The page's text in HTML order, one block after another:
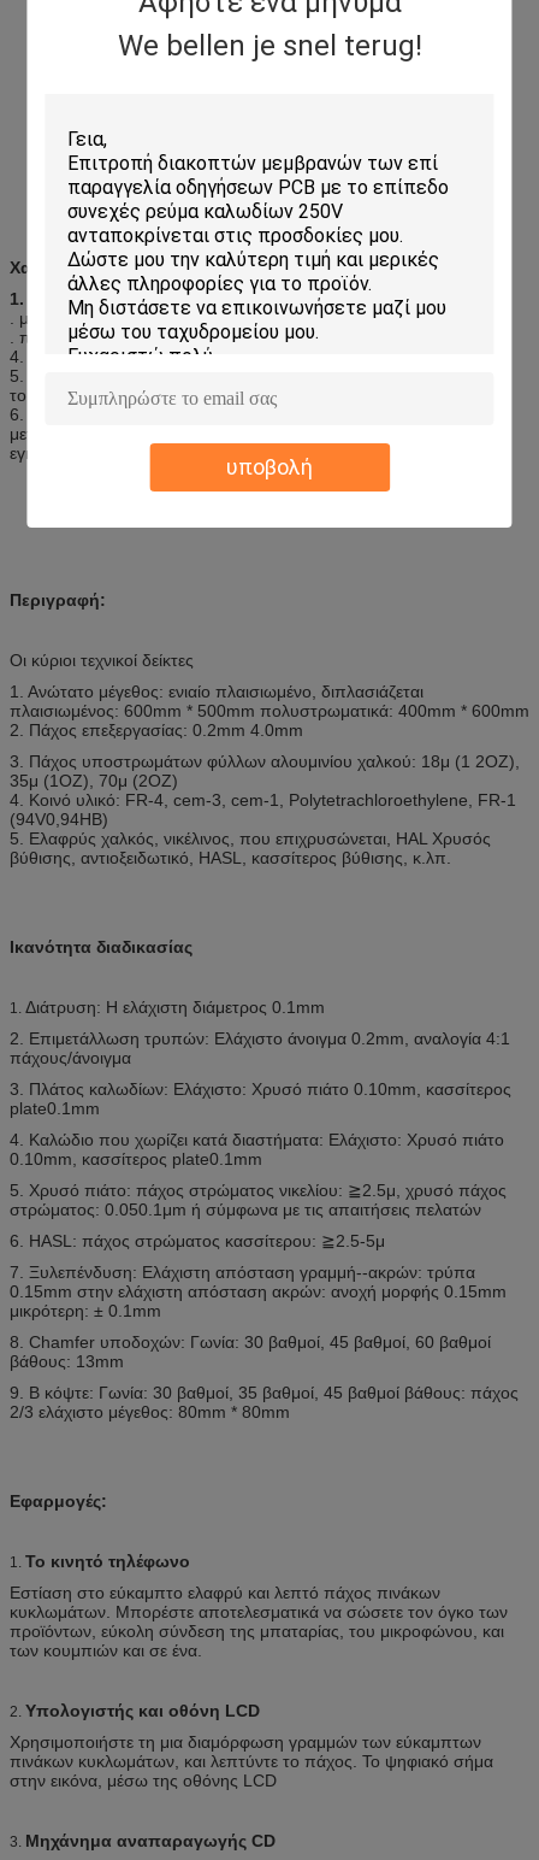
We bellen je snel terug!
υποβολή
Χαρακτηριστικό γνώρισμα:
1.
Ελαφρύς
. μικρός τόμος 2
. πολύ ζωή υπηρεσιών 3
4. Στεγανός, dustproof
5. ανθεκτικά, σεισμικός, αντίσταση καλωδίων μολύβδου γύρω από
το thefracture καλά
6. Κενός φορμάροντας αφής συνδετήρας τύπων τύπων βασικός,
μεταστρέφοντας, καθορισμένων οδηγήσεων συνολικά, κατάλληλη
εγκατάσταση
Περιγραφή:
Οι κύριοι τεχνικοί δείκτες
1. Ανώτατο μέγεθος: ενιαίο πλαισιωμένο, διπλασιάζεται
πλαισιωμένος: 600mm * 500mm πολυστρωματικά: 400mm * 600mm
2. Πάχος επεξεργασίας: 0.2mm 4.0mm
3. Πάχος υποστρωμάτων φύλλων αλουμινίου χαλκού: 18μ (1 2OZ),
35μ (1OZ), 70μ (2OZ)
4. Κοινό υλικό: FR-4, cem-3, cem-1, Polytetrachloroethylene, FR-1
(94V0,94HB)
5. Ελαφρύς χαλκός, νικέλινος, που επιχρυσώνεται, HAL Χρυσός
βύθισης, αντιοξειδωτικό, HASL, κασσίτερος βύθισης, κ.λπ.
Ικανότητα διαδικασίας
1. Διάτρυση: Η ελάχιστη διάμετρος 0.1mm
2. Επιμετάλλωση τρυπών: Ελάχιστο άνοιγμα 0.2mm, αναλογία 4:1
πάχους/άνοιγμα
3. Πλάτος καλωδίων: Ελάχιστο: Χρυσό πιάτο 0.10mm, κασσίτερος
plate0.1mm
4. Καλώδιο που χωρίζει κατά διαστήματα: Ελάχιστο: Χρυσό πιάτο
0.10mm, κασσίτερος plate0.1mm
5. Χρυσό πιάτο: πάχος στρώματος νικελίου: ≧2.5μ, χρυσό πάχος
στρώματος: 0.050.1μm ή σύμφωνα με τις απαιτήσεις πελατών
6. HASL: πάχος στρώματος κασσίτερου: ≧2.5-5μ
7. Ξυλεπένδυση: Ελάχιστη απόσταση γραμμή--ακρών: τρύπα
0.15mm στην ελάχιστη απόσταση ακρών: ανοχή μορφής 0.15mm
μικρότερη: ± 0.1mm
8. Chamfer υποδοχών: Γωνία: 30 βαθμοί, 45 βαθμοί, 60 βαθμοί
βάθους: 13mm
9. Β κόψτε: Γωνία: 30 βαθμοί, 35 βαθμοί, 45 βαθμοί βάθους: πάχος
2/3 ελάχιστο μέγεθος: 80mm * 80mm
Εφαρμογές:
1. Το κινητό τηλέφωνο
Εστίαση στο εύκαμπτο ελαφρύ και λεπτό πάχος πινάκων
κυκλωμάτων. Μπορέστε αποτελεσματικά να σώσετε τον όγκο των
προϊόντων, εύκολη σύνδεση της μπαταρίας, του μικροφώνου, και
των κουμπιών και σε ένα.
2. Υπολογιστής και οθόνη LCD
Χρησιμοποιήστε τη μια διαμόρφωση γραμμών των εύκαμπτων
πινάκων κυκλωμάτων, και λεπτύντε το πάχος. Το ψηφιακό σήμα
στην εικόνα, μέσω της οθόνης LCD
3. Μηχάνημα αναπαραγωγής CD